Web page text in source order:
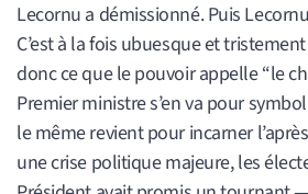
Lecornu a démissionné. Puis
C’est à la fois ubuesque et
donc ce que le pouvoir appelle “le
Premier ministre s’en va pour
le même revient pour incarner
une crise politique majeure, les